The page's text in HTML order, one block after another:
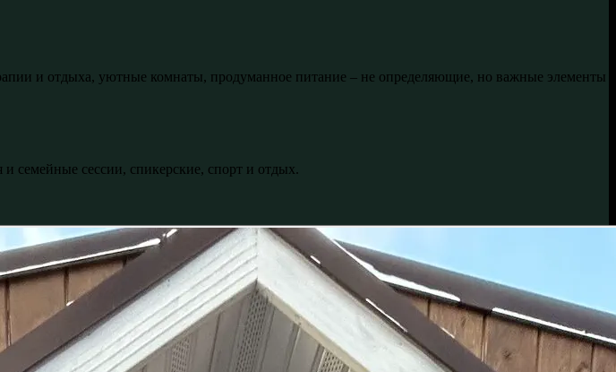
и отдыха, уютные комнаты, продуманное питание – не определяющие, но важные элементы
семейные сессии, спикерские, спорт и отдых.